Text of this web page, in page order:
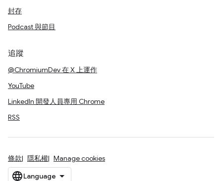
封存
Podcast 與節目
追蹤
@ChromiumDev 在 X 上運作
YouTube
LinkedIn 開發人員專用 Chrome
RSS
條款 隱私權 Manage cookies